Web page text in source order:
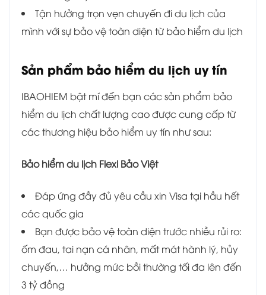
Tận hưởng trọn vẹn chuyến đi du lịch của
mình với sự bảo vệ toàn diện từ bảo hiểm du lịch
Sản phẩm bảo hiểm du lịch uy tín
IBAOHIEM bật mí đến bạn các sản phẩm bảo
hiểm du lịch chất lượng cao được cung cấp từ
các thương hiệu bảo hiểm uy tín như sau:
Bảo hiểm du lịch Flexi Bảo Việt
Đáp ứng đầy đủ yêu cầu xin Visa tại hầu hết
các quốc gia
Bạn được bảo vệ toàn diện trước nhiều rủi ro:
ốm đau, tai nạn cá nhân, mất mát hành lý, hủy
chuyến,… hưởng mức bồi thường tối đa lên đến
3 tỷ đồng